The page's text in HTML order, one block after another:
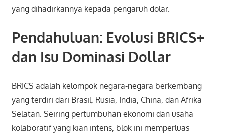
yang dihadirkannya kepada pengaruh dolar.
Pendahuluan: Evolusi BRICS+
dan Isu Dominasi Dollar
BRICS adalah kelompok negara-negara berkembang
yang terdiri dari Brasil, Rusia, India, China, dan Afrika
Selatan. Seiring pertumbuhan ekonomi dan usaha
kolaboratif yang kian intens, blok ini memperluas